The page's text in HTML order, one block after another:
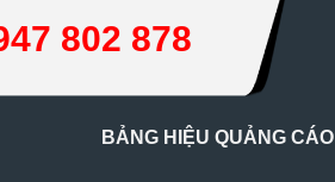
802 878
BẢNG HIỆU QUẢNG CÁO